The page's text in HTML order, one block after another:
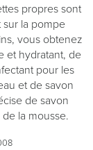
propres sont
la pompe
vous obtenez
et hydratant, de
pour les
et de savon
de savon
la mousse.